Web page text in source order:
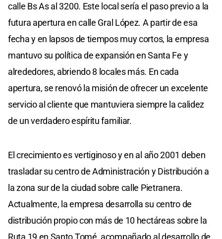
calle Bs As al 3200. Este local sería el paso previo a la
futura apertura en calle Gral López. A partir de esa
fecha y en lapsos de tiempos muy cortos, la empresa
mantuvo su política de expansión en Santa Fe y
alrededores, abriendo 8 locales más. En cada
apertura, se renovó la misión de ofrecer un excelente
servicio al cliente que mantuviera siempre la calidez
de un verdadero espíritu familiar.
El crecimiento es vertiginoso y en al año 2001 deben
trasladar su centro de Administración y Distribución a
la zona sur de la ciudad sobre calle Pietranera.
Actualmente, la empresa desarrolla su centro de
distribución propio con más de 10 hectáreas sobre la
Ruta 19 en Santo Tomé, acompañado al desarrollo de